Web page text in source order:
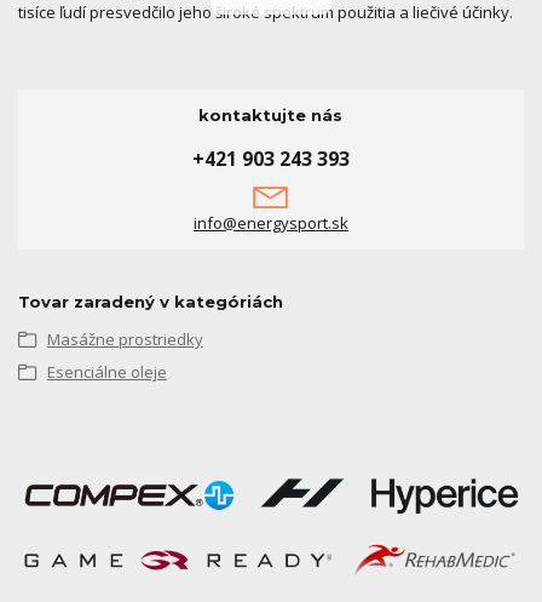
tisíce ľudí presvedčilo jeho široké spektrum použitia a liečivé účinky.
kontaktujte nás
+421 903 243 393
info@energysport.sk
Tovar zaradený v kategóriách
Masážne prostriedky
Esenciálne oleje